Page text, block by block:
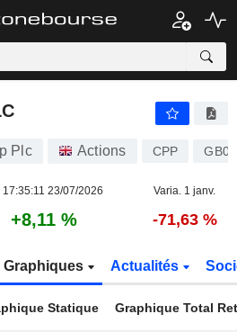
Plc Actions CPP
17:35:11 23/07/2026 Varia. 1 janv.
+8,11 % -71,63 %
Graphiques Actualités
Statique Graphique Total